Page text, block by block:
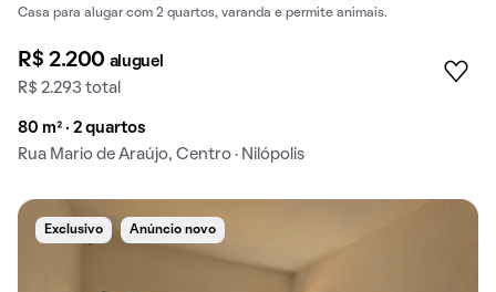
Casa para alugar com 2 quartos, varanda e permite animais.
R$ 2.200 aluguel
R$ 2.293 total
80 m² · 2 quartos
Rua Mario de Araújo, Centro · Nilópolis
Exclusivo Anúncio novo